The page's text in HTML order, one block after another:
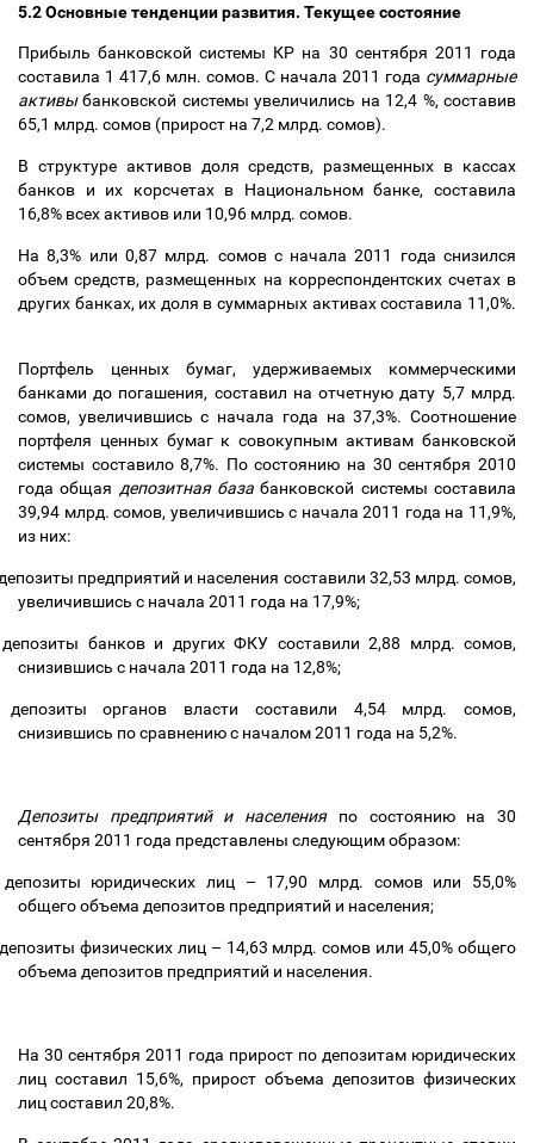
5.2 Основные тенденции развития. Текущее состояние
Прибыль банковской системы КР на 30 сентября 2011 года
составила 1 417,6 млн. сомов. С начала 2011 года суммарные
активыбанковской системы увеличились на 12,4 %, составив
65,1 млрд. сомов (прирост на 7,2 млрд. сомов).
В структуре активов доля средств, размещенных в кассах
банков и их корсчетах в Национальном банке, составила
16,8% всех активов или 10,96 млрд. сомов.
На 8,3% или 0,87 млрд. сомов с начала 2011 года снизился
объем средств, размещенных на корреспондентских счетах в
других банках, их доля в суммарных активах составила 11,0%.
Портфель ценных бумаг, удерживаемых коммерческими
банками до погашения, составил на отчетную дату 5,7 млрд.
сомов, увеличившись с начала года на 37,3%. Соотношение
портфеля ценных бумаг к совокупным активам банковской
системы составило 8,7%. По состоянию на 30 сентября 2010
года общая депозитная база банковской системы составила
39,94 млрд. сомов, увеличившись с начала 2011 года на 11,9%,
из них:
предприятий и населения составили 32,53 млрд. сомов,
увеличившись с начала 2011 года на 17,9%;
депозиты банков и других ФКУ составили 2,88 млрд. сомов,
снизившись с начала 2011 года на 12,8%;
депозиты органов власти составили 4,54 млрд. сомов,
снизившись по сравнению с началом 2011 года на 5,2%.
Депозиты предприятий и населенияпо состоянию на 30
сентября 2011 года представлены следующим образом:
депозиты юридических лиц – 17,90 млрд. сомов или 55,0%
общего объема депозитов предприятий и населения;
физических лиц – 14,63 млрд. сомов или 45,0% общего
объема депозитов предприятий и населения.
На 30 сентября 2011 года прирост по депозитам юридических
лиц составил 15,6%, прирост объема депозитов физических
лиц составил 20,8%.